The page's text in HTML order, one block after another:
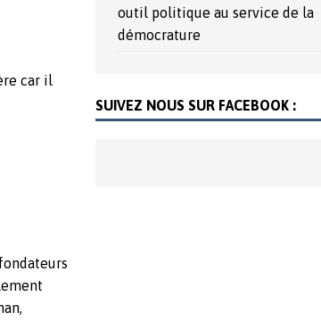
car il
outil politique au service de la
démocrature
SUIVEZ NOUS SUR FACEBOOK :